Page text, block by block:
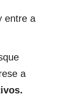
entre a
a